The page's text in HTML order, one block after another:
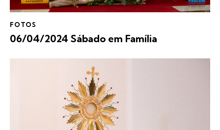
FOTOS
06/04/2024 Sábado em Família